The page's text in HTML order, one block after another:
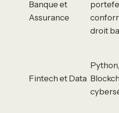
Banque et
Assurance
droit
Fintech et Data